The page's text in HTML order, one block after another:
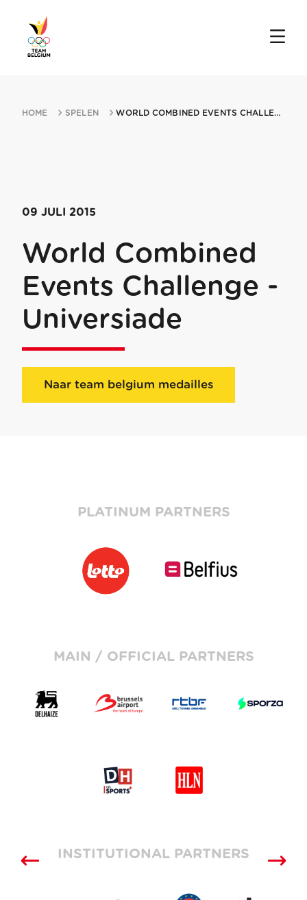
HOME SPELEN WORLD COMBINED EVENTS CHALLENGE MIN UNIVERSIADE 09072015 GWANGJU
09 JULI 2015
World Combined
Events Challenge -
Universiade
Naar team belgium medailles
PLATINUM PARTNERS
MAIN / OFFICIAL PARTNERS
INSTITUTIONAL PARTNERS